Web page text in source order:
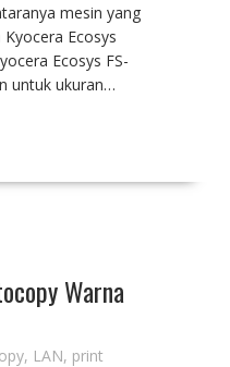
mesin yang
Ecosys
Ecosys FS-
untuk ukuran…
Warna
, LAN, print